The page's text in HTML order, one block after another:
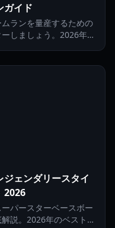
ガイド
ランを量産するための
しましょう。2026年シ
ェンダリースタイ
2026
パースターベースボー
説。2026年のベストパ